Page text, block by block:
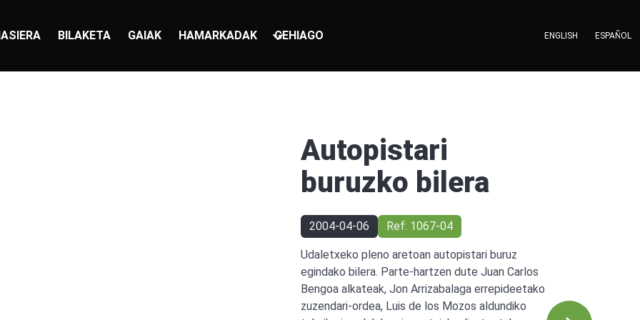
BILAKETA GAIAK HAMARKADAK GEHIAGO ENGLISH ESPAÑOL
Autopistari
buruzko bilera
2004-04-06 Ref: 1067-04
Udaletxeko pleno aretoan autopistari buruz
egindako bilera. Parte-hartzen dute Juan Carlos
Bengoa alkateak, Jon Arrizabalaga errepideetako
zuzendari-ordea, Luis de los Mozos aldundiko